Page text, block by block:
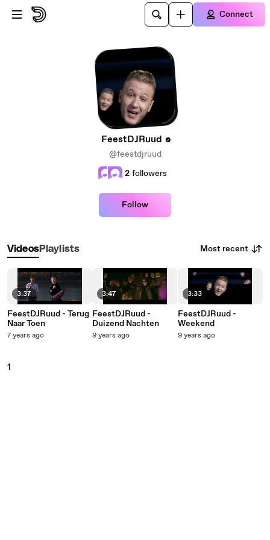
Skip to main content
Connect
FeestDJRuud
@feestdjruud
2 followers
Follow
VideosPlaylists Most recent
3:37
FeestDJRuud - Terug
Naar Toen
7 years ago
3:47
FeestDJRuud -
Duizend Nachten
9 years ago
3:33
FeestDJRuud -
Weekend
9 years ago
1